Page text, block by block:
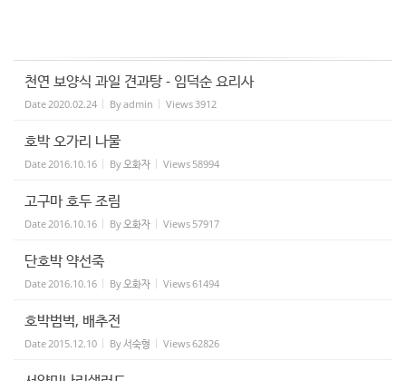
천연 보양식 과일 견과탕 - 임덕순 요리사
Date2020.02.24 Byadmin Views3912
호박 오가리 나물
Date2016.10.16 By오화자 Views 58994
고구마 호두 조림
Date2016.10.16 By오화자 Views 57917
단호박 약선죽
Date2016.10.16 By오화자 Views61494
호박범벅, 배추전
Date2015.12.10 By서숙형 Views62826